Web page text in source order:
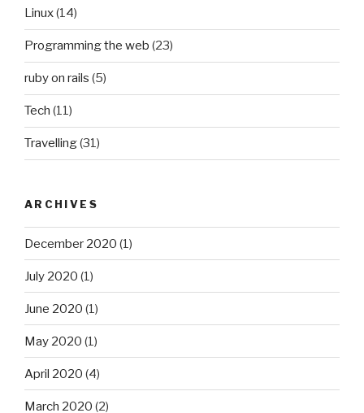
Linux(14)
Programming the web (23)
ruby on rails (5)
Tech (11)
Travelling(31)
ARCHIVES
December 2020 (1)
July 2020 (1)
June 2020 (1)
May 2020 (1)
April 2020 (4)
March 2020 (2)